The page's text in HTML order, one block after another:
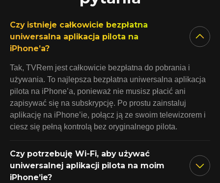
Czy istnieje całkowicie bezpłatna
uniwersalna aplikacja pilota na
iPhone’a?
Tak, TVRem jest całkowicie bezpłatna do pobrania i
używania. To najlepsza bezpłatna uniwersalna aplikacja
pilota na iPhone’a, ponieważ nie musisz płacić ani
zapisywać się na subskrypcję. Po prostu zainstaluj
aplikację na iPhone’ie, połącz ją ze swoim telewizorem i
ciesz się pełną kontrolą bez oryginalnego pilota.
Czy potrzebuję Wi-Fi, aby używać
uniwersalnej aplikacji pilota na moim
iPhone’ie?